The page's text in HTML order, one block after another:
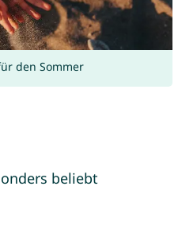
den Sommer
beliebt